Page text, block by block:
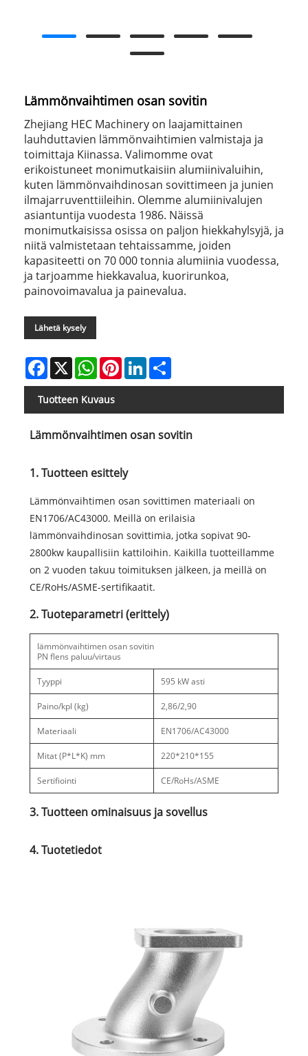
Lämmönvaihtimen osan sovitin
Zhejiang HEC Machinery on laajamittainen
lauhduttavien lämmönvaihtimien valmistaja ja
toimittaja Kiinassa. Valimomme ovat
erikoistuneet monimutkaisiin alumiinivaluihin,
kuten lämmönvaihdinosan sovittimeen ja junien
ilmajarruventtiileihin. Olemme alumiinivalujen
asiantuntija vuodesta 1986. Näissä
monimutkaisissa osissa on paljon hiekkahylsyjä, ja
niitä valmistetaan tehtaissamme, joiden
kapasiteetti on 70 000 tonnia alumiinia vuodessa,
ja tarjoamme hiekkavalua, kuorirunkoa,
painovoimavalua ja painevalua.
Lähetä kysely
Facebook
X WhatsAppPinterestLinkedIn
Tuotteen Kuvaus
Lämmönvaihtimen osan sovitin
1. Tuotteen esittely
Lämmönvaihtimen osan sovittimen materiaali on
EN1706/AC43000. Meillä on erilaisia ​​
lämmönvaihdinosan sovittimia, jotka sopivat 90-
2800kw kaupallisiin kattiloihin. Kaikilla tuotteillamme
on 2 vuoden takuu toimituksen jälkeen, ja meillä on
CE/RoHs/ASME-sertifikaatit.
2. Tuoteparametri (erittely)
lämmönvaihtimen osan sovitin
PN flens paluu/virtaus
Tyyppi 595 kW asti
Paino/kpl (kg) 2,86/2,90
Materiaali EN1706/AC43000
Mitat (P*L*K) mm 220*210*155
Sertifiointi CE/RoHs/ASME
3. Tuotteen ominaisuus ja sovellus
4. Tuotetiedot